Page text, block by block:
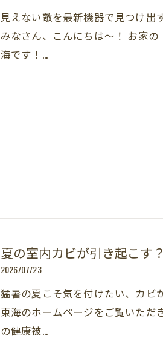
見えない敵を最新機器で見つけ
みなさん、こんにちは～！ お家
海です！…
夏の室内カビが引き起こす
2026/07/23
猛暑の夏こそ気を付けたい、カビ
東海のホームページをご覧いただ
の健康被…